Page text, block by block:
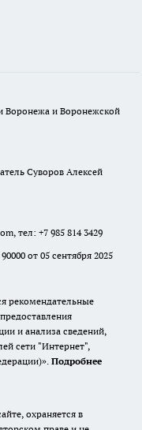
Воронежа и Воронежской
Суворов Алексей
тел: +7 985 814 3429
от 05 сентября 2025
рекомендательные
и анализа сведений,
сети "Интернет",
Подробнее
охраняется в